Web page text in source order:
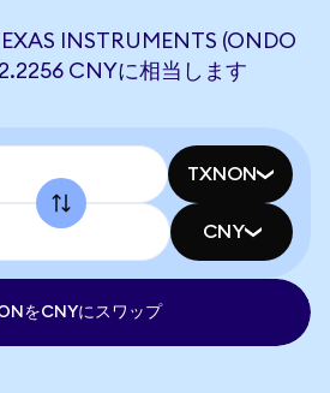
INSTRUMENTS (ONDO
CNYに相当します
TXNON
CNY
をCNYにスワップ